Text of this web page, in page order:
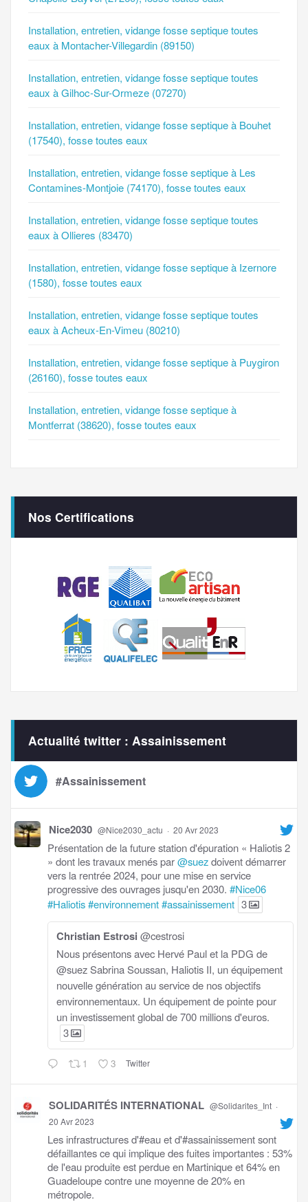
Installation, entretien, vidange fosse septique toutes
eaux à Montacher-Villegardin (89150)
Installation, entretien, vidange fosse septique toutes
eaux à Gilhoc-Sur-Ormeze (07270)
Installation, entretien, vidange fosse septique à Bouhet
(17540), fosse toutes eaux
Installation, entretien, vidange fosse septique à Les
Contamines-Montjoie (74170), fosse toutes eaux
Installation, entretien, vidange fosse septique toutes
eaux à Ollieres (83470)
Installation, entretien, vidange fosse septique à Izernore
(1580), fosse toutes eaux
Installation, entretien, vidange fosse septique toutes
eaux à Acheux-En-Vimeu (80210)
Installation, entretien, vidange fosse septique à Puygiron
(26160), fosse toutes eaux
Installation, entretien, vidange fosse septique à
Montferrat (38620), fosse toutes eaux
Nos Certifications
Actualité twitter : Assainissement
#Assainissement
Nice2030 @Nice2030_actu · 20 Avr 2023
Présentation de la future station d'épuration « Haliotis 2
» dont les travaux menés par@suezdoivent démarrer
vers la rentrée 2024, pour une mise en service
progressive des ouvrages jusqu'en 2030. #Nice06
#Haliotis#environnement#assainissement 3
Christian Estrosi @cestrosi
Nous présentons avec Hervé Paul et la PDG de
@suez Sabrina Soussan, Haliotis II, un équipement
nouvelle génération au service de nos objectifs
environnementaux. Un équipement de pointe pour
un investissement global de 700 millions d'euros.
3
1 3 Twitter
SOLIDARITÉS INTERNATIONAL @Solidarites_Int ·
20 Avr 2023
Les infrastructures d'#eau et d'#assainissement sont
défaillantes ce qui implique des fuites importantes : 53%
de l'eau produite est perdue en Martinique et 64% en
Guadeloupe contre une moyenne de 20% en
métropole.